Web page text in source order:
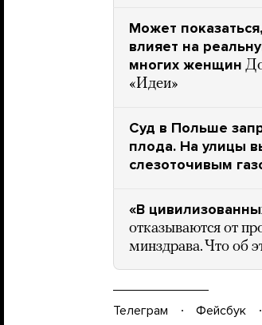
Может
влияет на
многих женщин
«Идеи»
Суд в Польше
плода. На улицы
слезоточивым
«В
отказываются от
минздрава. Что об
Телеграм Фейсбук